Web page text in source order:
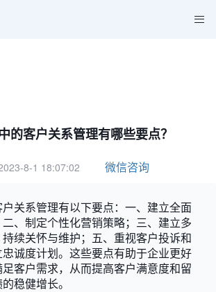
的客户关系管理有哪些要点？
8-1 18:07:02 微信咨询
关系管理有以下要点：一、建立全面
、制定个性化营销策略；三、建立多
续关怀与维护；五、重视客户投诉和
诚度计划。这些要点有助于企业更好
客户需求，从而提高客户满意度和留
稳健增长。